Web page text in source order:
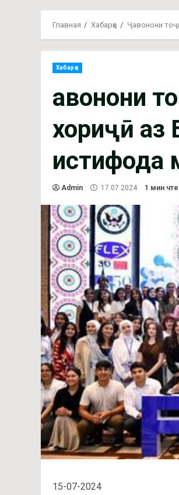
Главная Хабарҳо Ҷавонони
Хабарҳо
Ҷавонони
хориҷӣ аз
истифода
Admin 17.07.2024 1 мин
15-07-2024